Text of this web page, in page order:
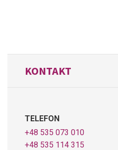
KONTAKT
TELEFON
+48 535 073 010
+48 535 114 315